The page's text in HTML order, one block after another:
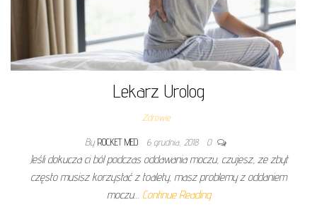
Lekarz Urolog
Zdrowie
By ROCKET MED 6 grudnia, 2018 0
Jeśli dokucza ci ból podczas oddawania moczu, czujesz, ze zbyt
często musisz korzystać z toalety, masz problemy z oddaniem
moczu… Continue Reading